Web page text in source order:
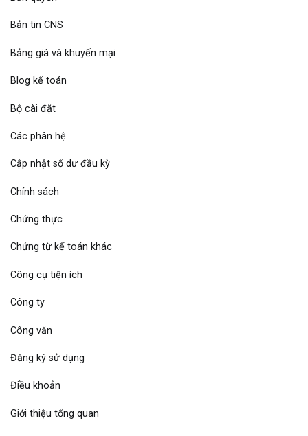
Bản tin CNS
Bảng giá và khuyến mại
Blog kế toán
Bộ cài đặt
Các phân hệ
Cập nhật số dư đầu kỳ
Chính sách
Chứng thực
Chứng từ kế toán khác
Công cụ tiện ích
Công ty
Công văn
Đăng ký sử dụng
Điều khoản
Giới thiệu tổng quan